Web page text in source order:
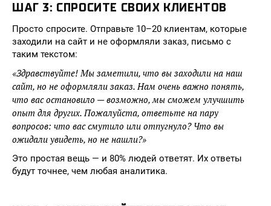
ШАГ 3: СПРОСИТЕ СВОИХ КЛИЕНТОВ
Просто спросите. Отправьте 10–20 клиентам, которые
заходили на сайт и не оформляли заказ, письмо с
таким текстом:
«Здравствуйте! Мы заметили, что вы заходили на наш
сайт, но не оформляли заказ. Нам очень важно понять,
что вас остановило — возможно, мы сможем улучшить
опыт для других. Пожалуйста, ответьте на пару
вопросов: что вас смутило или отпугнуло? Что вы
ожидали увидеть, но не нашли?»
Это простая вещь — и 80% людей ответят. Их ответы
будут точнее, чем любая аналитика.